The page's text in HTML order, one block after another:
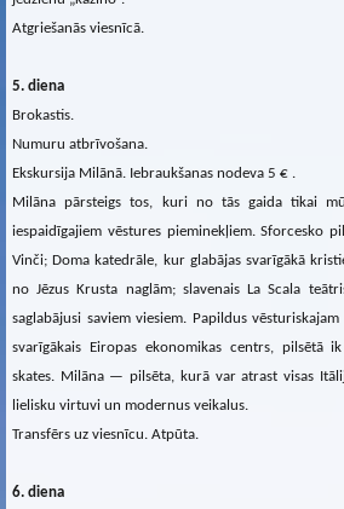
Atgriešanās viesnīcā.
5. diena
Brokastis.
Numuru atbrīvošana.
Ekskursija Milānā. Iebraukšanas nodeva 5 € .
Milāna pārsteigs tos, kuri no tās gaida tikai
iespaidīgajiem vēstures pieminekļiem. Sforcesko
Vinči; Doma katedrāle, kur glabājas svarīgākā
no Jēzus Krusta naglām; slavenais La Scala
saglabājusi saviem viesiem. Papildus
svarīgākais Eiropas ekonomikas centrs, pilsētā
skates. Milāna — pilsēta, kurā var atrast visas
lielisku virtuvi un modernus veikalus.
Transfērs uz viesnīcu. Atpūta.
6. diena